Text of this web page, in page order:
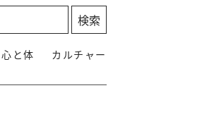
心と体 カルチャー